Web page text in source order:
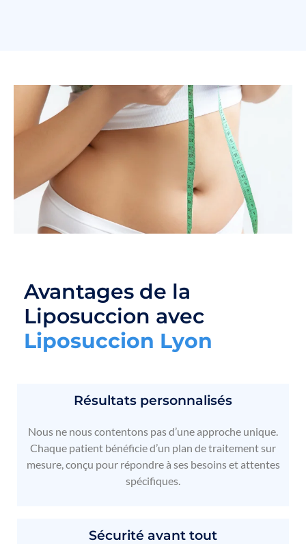
Avantages de la
Liposuccion avec
Liposuccion Lyon
Résultats personnalisés
Nous ne nous contentons pas d’une approche unique.
Chaque patient bénéficie d’un plan de traitement sur
mesure, conçu pour répondre à ses besoins et attentes
spécifiques.
Sécurité avant tout